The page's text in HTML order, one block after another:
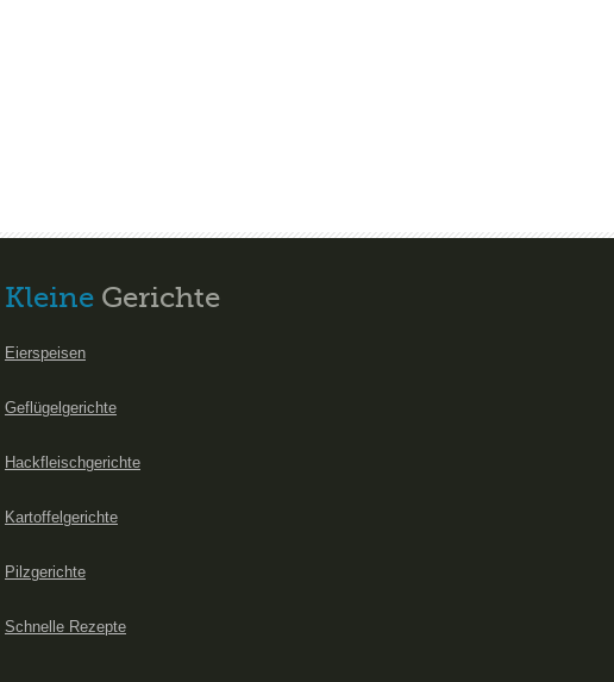
Kleine Gerichte
Eierspeisen
Geflügelgerichte
Hackfleischgerichte
Kartoffelgerichte
Pilzgerichte
Schnelle Rezepte